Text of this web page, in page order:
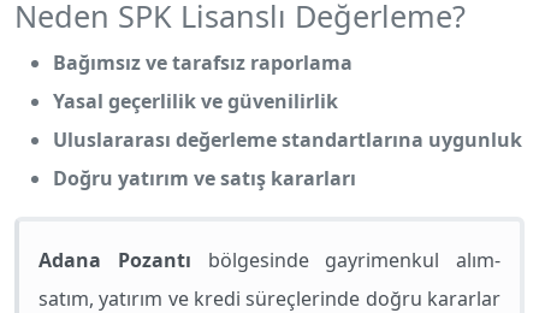
Neden SPK Lisanslı Değerleme?
Bağımsız ve tarafsız raporlama
Yasal geçerlilik ve güvenilirlik
Uluslararası değerleme standartlarına uygunluk
Doğru yatırım ve satış kararları
Adana Pozantı bölgesinde gayrimenkul alım-
satım, yatırım ve kredi süreçlerinde doğru kararlar